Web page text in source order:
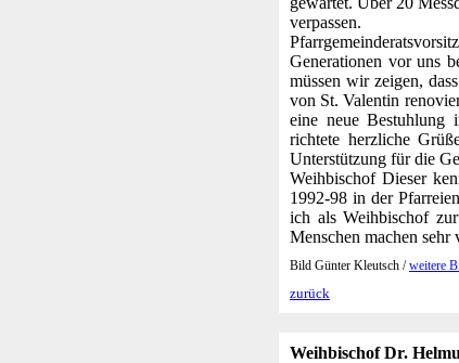
verpassen.
Generationen vor uns
müssen wir zeigen,
von St. Valentin
eine neue Bestuhlung
richtete herzliche
Unterstützung für die
Weihbischof Dieser
1992-98 in der
ich als Weihbischof
Menschen machen sehr
Bild Günter Kleutsch /weitere
zurück
Weihbischof Dr.